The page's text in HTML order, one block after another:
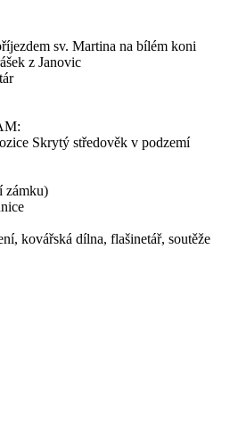
sv. Martina na bílém koni
z Janovic
Skrytý středověk v podzemí
zámku)
kovářská dílna, flašinetář, soutěže